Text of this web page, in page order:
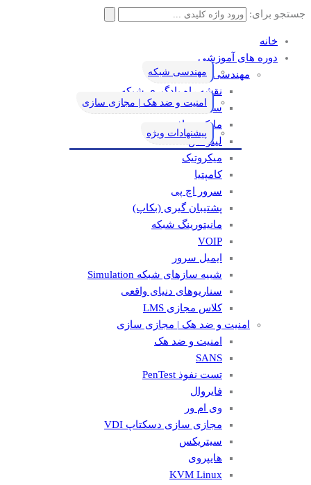
جستجو برای:
خانه
دوره های آموزشی
مهندسی شبکه
نقشه راه یادگیری شبکه
سیسکو
مایکروسافت
لینوکس
میکروتیک
کامپتیا
سرور اچ پی
پشتیبان گیری (بکاپ)
مانيتورينگ شبکه
VOIP
ایمیل سرور
شبیه سازهای شبکه Simulation
سناریوهای دنیای واقعی
کلاس مجازی LMS
امنیت و ضد هک | مجازی سازی
امنیت و ضد هک
SANS
تست نفوذ PenTest
فایروال
وی ام ور
مجازی سازی دسکتاپ VDI
سیتریکس
هایپروی
KVM Linux
مهندسی شبکه
امنیت و ضد هک | مجازی سازی
پیشنهادات ویژه